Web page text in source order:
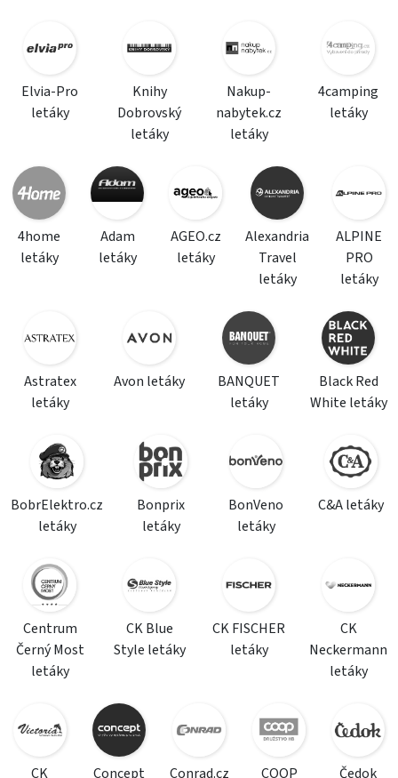
Elvia-Pro
letáky
Knihy
Dobrovský
letáky
Nakup-
nabytek.cz
letáky
4camping
letáky
4home
letáky
Adam
letáky
AGEO.cz
letáky
Alexandria
Travel
letáky
ALPINE
PRO
letáky
Astratex
letáky
Avon letáky
BANQUET
letáky
Black Red
White letáky
BobrElektro.cz
letáky
Bonprix
letáky
BonVeno
letáky
C&A letáky
Centrum
Černý Most
letáky
CK Blue
Style letáky
CK FISCHER
letáky
CK
Neckermann
letáky
CK Concept Conrad.cz COOP Čedok